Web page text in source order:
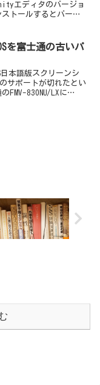
エディタのバージョ
トールするとバージ
を富士通の古いパ
本語版スクリーンシ
のサポートが切れたとい
FMV-830NU/LXに